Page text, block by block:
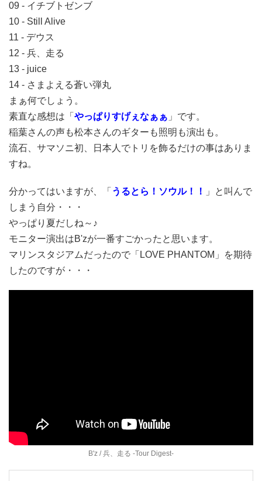
09 - イチブトゼンブ
10 - Still Alive
11 - デウス
12 - 兵、走る
13 - juice
14 - さまよえる蒼い弾丸
まぁ何でしょう。
素直な感想は「 やっぱりすげぇなぁぁ 」です。
稲葉さんの声も松本さんのギターも照明も演出も。
流石、サマソニ初、日本人でトリを飾るだけの事はありま
すね。
分かってはいますが、「 うるとら！ソウル！！
」と叫んで
しまう自分・・・
やっぱり夏だしね～♪
モニター演出はB'zが一番すごかったと思います。
マリンスタジアムだったので「LOVE PHANTOM」を期待
したのですが・・・
B'z / 兵、走る -Tour Digest-